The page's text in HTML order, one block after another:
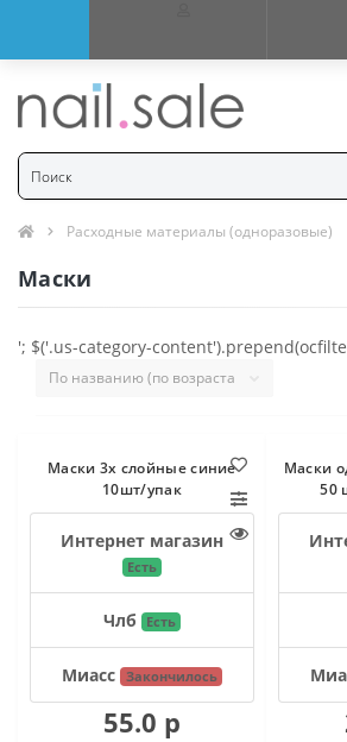
Расходные материалы (одноразовые)
Маски
'; $('.us-category-
Маски 3х слойные синие
10шт/упак
Интернет магазин
Есть
Члб Есть
Миасс Закончилось
55.0 р
Маски
50